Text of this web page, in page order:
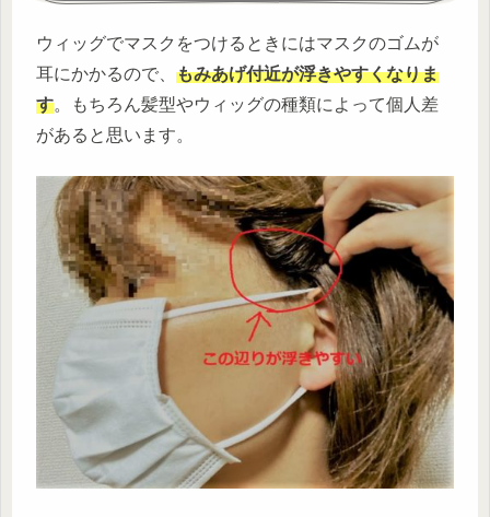
ウィッグでマスクをつけるときにはマスクのゴムが
耳にかかるので、 もみあげ付近が浮きやすくなりま
す。もちろん髪型やウィッグの種類によって個人差
があると思います。